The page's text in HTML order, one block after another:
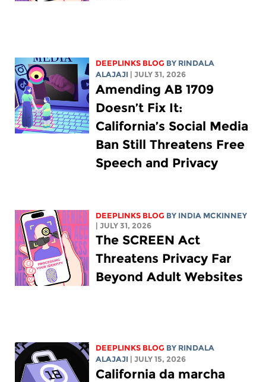
DEEPLINKS BLOG BY RINDALA
ALAJAJI | JULY 31, 2026
Amending AB 1709
Doesn’t Fix It:
California’s Social Media
Ban Still Threatens Free
Speech and Privacy
DEEPLINKS BLOG BY INDIA MCKINNEY
| JULY 31, 2026
The SCREEN Act
Threatens Privacy Far
Beyond Adult Websites
DEEPLINKS BLOG BY RINDALA
ALAJAJI | JULY 15, 2026
California da marcha